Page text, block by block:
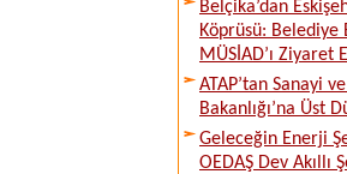
Belçika’dan
Köprüsü: Belediye
MÜSİAD’ı Ziyaret
ATAP’tan Sanayi
Bakanlığı’na Üst
Geleceğin Enerji
OEDAŞ Dev Akıllı